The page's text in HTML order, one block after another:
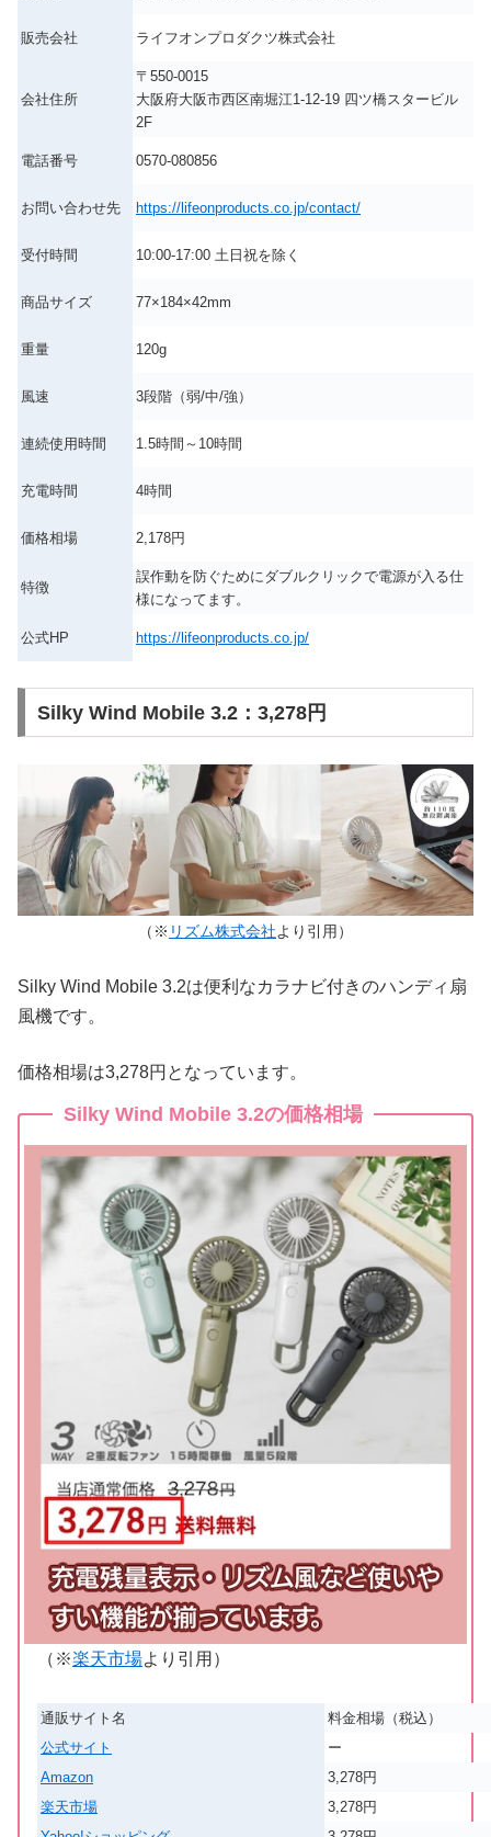
販売会社 ライフオンプロダクツ株式会社
会社住所
〒550-0015
大阪府大阪市西区南堀江1-12-19 四ツ橋スタービル
2F
電話番号 0570-080856
お問い合わせ先 https://lifeonproducts.co.jp/contact/
受付時間 10:00-17:00 土日祝を除く
商品サイズ 77×184×42mm
重量 120g
風速 3段階（弱/中/強）
連続使用時間 1.5時間～10時間
充電時間 4時間
価格相場 2,178円
特徴
誤作動を防ぐためにダブルクリックで電源が入る仕
様になってます。
公式HP https://lifeonproducts.co.jp/
Silky Wind Mobile 3.2：3,278円
（※ リズム株式会社より引用）
Silky Wind Mobile 3.2は便利なカラナビ付きのハンディ扇
風機です。
価格相場は3,278円となっています。
Silky Wind Mobile 3.2の価格相場
（※楽天市場より引用）
通販サイト名
料金相場（税込）
公式サイト
ー
Amazon
3,278円
楽天市場
3,278円